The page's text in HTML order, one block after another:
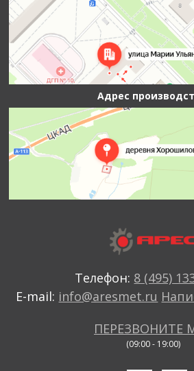
Адрес
Телефон: 8 (495)
E-mail: info@aresmet.ru
ПЕРЕЗВОНИТЕ
(09:00 - 19:00)